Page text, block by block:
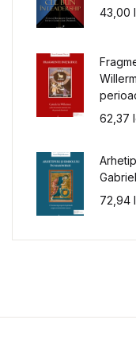
43,00
62,37
72,94